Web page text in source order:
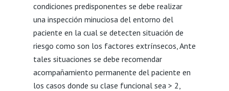
condiciones predisponentes se debe realizar
una inspección minuciosa del entorno del
paciente en la cual se detecten situación de
riesgo como son los factores extrínsecos, Ante
tales situaciones se debe recomendar
acompañamiento permanente del paciente en
los casos donde su clase funcional sea > 2,